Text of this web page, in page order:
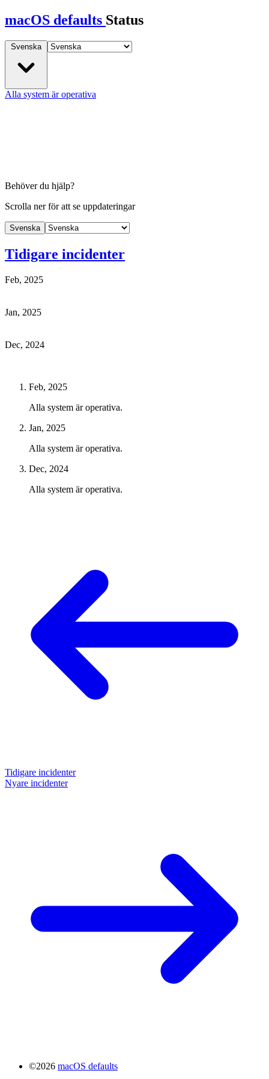
macOS defaults Status
Svenska
Alla system är operativa
Behöver du hjälp?
Scrolla ner för att se uppdateringar
Svenska
Tidigare incidenter
Feb, 2025
Jan, 2025
Dec, 2024
Feb, 2025
Alla system är operativa.
Jan, 2025
Alla system är operativa.
Dec, 2024
Alla system är operativa.
Tidigare incidenter
Nyare incidenter
©2026 macOS defaults